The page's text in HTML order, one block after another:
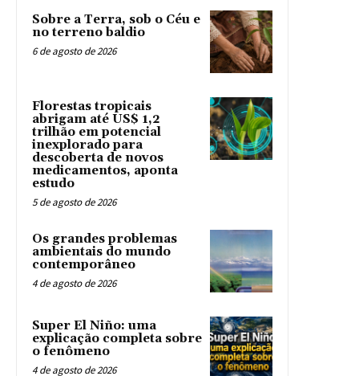
Sobre a Terra, sob o Céu e
no terreno baldio
6 de agosto de 2026
Florestas tropicais
abrigam até US$ 1,2
trilhão em potencial
inexplorado para
descoberta de novos
medicamentos, aponta
estudo
5 de agosto de 2026
Os grandes problemas
ambientais do mundo
contemporâneo
4 de agosto de 2026
Super El Niño: uma
explicação completa sobre
o fenômeno
4 de agosto de 2026